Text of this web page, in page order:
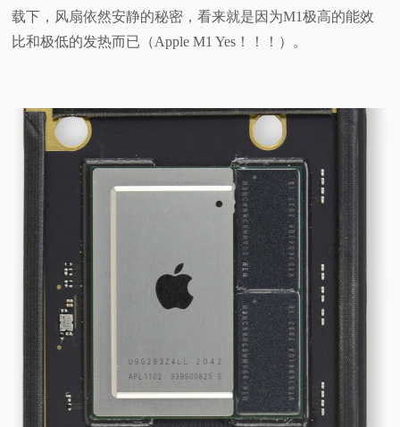
载下，风扇依然安静的秘密，看来就是因为M1极高的能效
比和极低的发热而已（Apple M1 Yes！！！）。